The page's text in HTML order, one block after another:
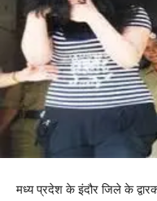
मध्य प्रदेश के इंदौर जिले के